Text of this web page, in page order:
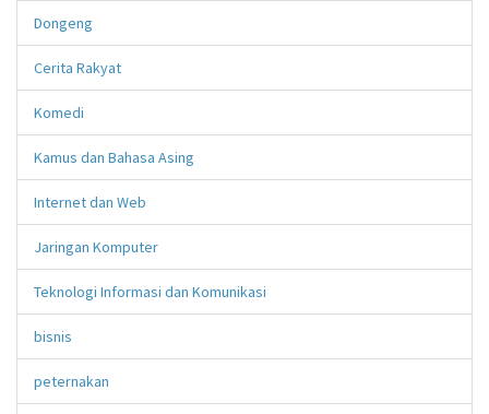
Dongeng
Cerita Rakyat
Komedi
Kamus dan Bahasa Asing
Internet dan Web
Jaringan Komputer
Teknologi Informasi dan Komunikasi
bisnis
peternakan